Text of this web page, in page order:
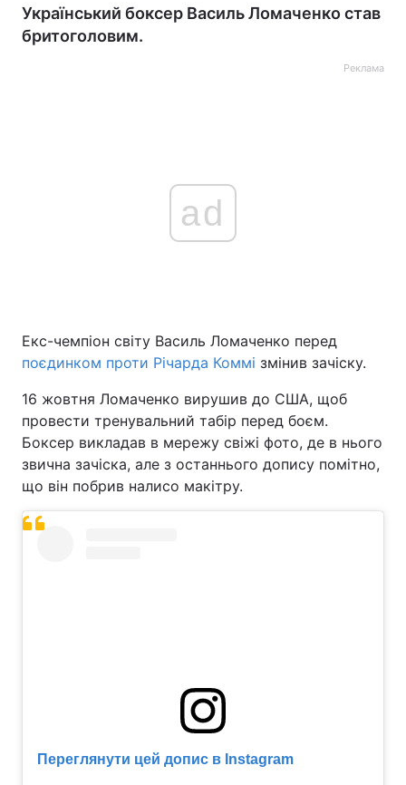
Український боксер Василь Ломаченко став
бритоголовим.
Реклама
ad
Екс-чемпіон світу Василь Ломаченко перед
поєдинком проти Річарда Коммі змінив зачіску.
16 жовтня Ломаченко вирушив до США, щоб
провести тренувальний табір перед боєм.
Боксер викладав в мережу свіжі фото, де в нього
звична зачіска, але з останнього допису помітно,
що він побрив налисо макітру.
Переглянути цей допис в Instagram